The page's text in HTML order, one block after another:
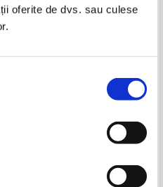
oferite de dvs. sau culese
Pret:45,00Lei 31,50 Lei